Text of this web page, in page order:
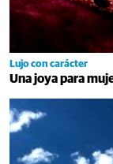
Lujo con carácter
Una joya para